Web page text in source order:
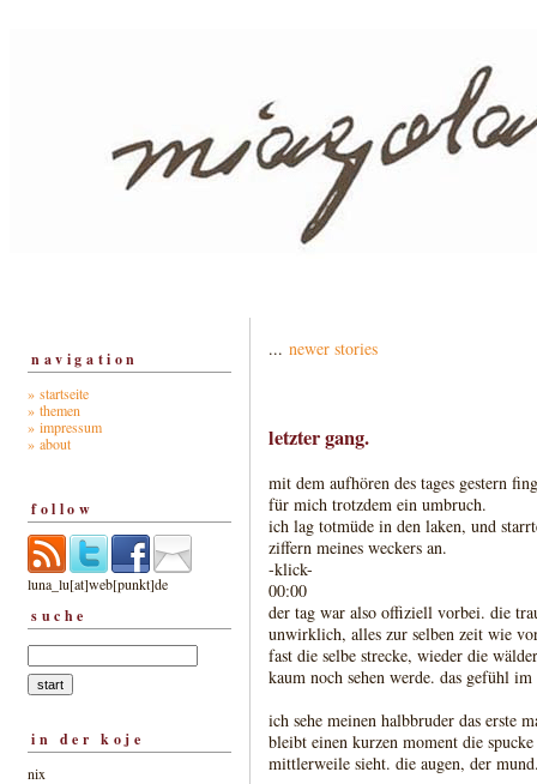
navigation
» startseite
» themen
» impressum
» about
follow
luna_lu[at]web[punkt]de
suche
in der koje
nix
... newer stories
letzter gang.
mit dem aufhören des tages gestern
für mich trotzdem ein umbruch.
ich lag totmüde in den laken, und
ziffern meines weckers an.
-klick-
00:00
der tag war also offiziell vorbei. die
unwirklich, alles zur selben zeit wie
fast die selbe strecke, wieder die
kaum noch sehen werde. das gefühl
ich sehe meinen halbbruder das erste
bleibt einen kurzen moment die
mittlerweile sieht. die augen, der